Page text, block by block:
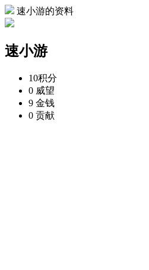
速小游的资料
速小游
10积分
0 威望
9 金钱
0 贡献